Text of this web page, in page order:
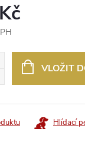
VLOŽIT
Hlídací